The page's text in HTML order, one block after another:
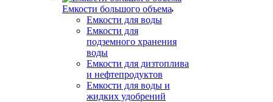
Емкости большого объема
Емкости для воды
Емкости для
подземного хранения
воды
Емкости для дизтоплива
и нефтепродуктов
Емкости для воды и
жидких удобрений